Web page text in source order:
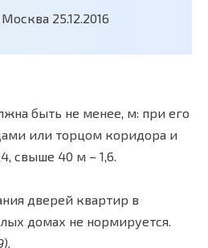
Москва 25.12.2016
быть не менее, м: при его
или торцом коридора и
свыше 40 м – 1,6.
дверей квартир в
домах не нормируется.